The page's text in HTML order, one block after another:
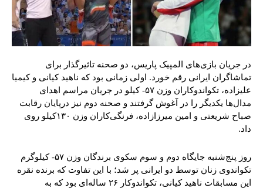
در جریان بازی‌های المپیک پاریس، دو صحنه تاثیرگذار برای
تماشاگران ایرانی رقم خورد. اولی زمانی بود که ناهید کیانی و کیمیا
علیزاده، تکواندوکاران وزن ۵۷- کیلو در جریان مراسم اهدای
مدال‌ها یکدیگر را در آغوش گرفتند و صحنه دوم نیز درپایان رقابت
صباح شریعتی و امین میرزازاده، فرنگی‌کاران وزن ۱۳۰کیلو روی
داد.
روز پنج‌شنبه جایگاه دوم و سوم سکوی برندگان وزن ۵۷- کیلوگرم
تکواندوی زنان توسط دو ایرانی پر شد؛ با این تفاوت که برنده نقره
این مسابقات ناهید کیانی، تکواندوکار ۲۶ ساله‌ای بود که به